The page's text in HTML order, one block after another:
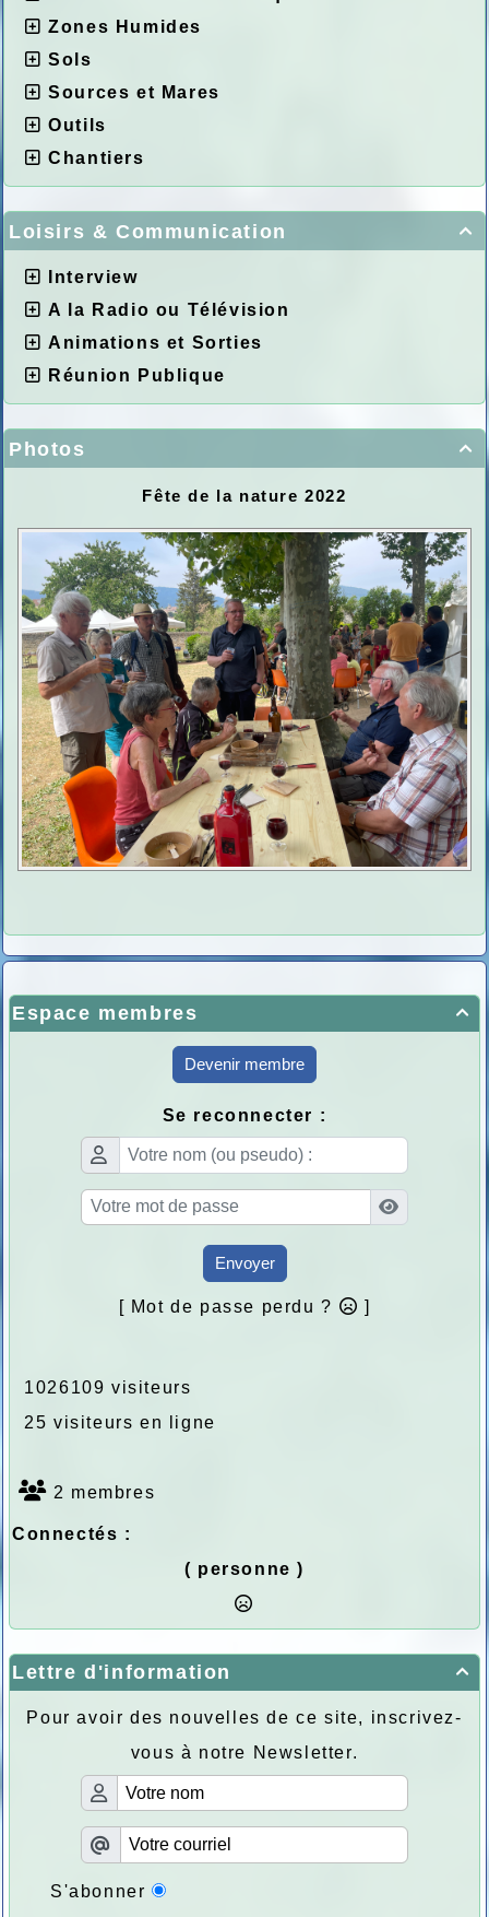
Zones Humides
Sols
Sources et Mares
Outils
Chantiers

Loisirs & Communication
Interview
A la Radio ou Télévision
Animations et Sorties
Réunion Publique

Photos
Fête de la nature 2022

Espace membres
Devenir membre
Se reconnecter :
Envoyer
[ Mot de passe perdu ? ]
1026109 visiteurs
25 visiteurs en ligne
2 membres
Connectés :
( personne )

Lettre d'information
Pour avoir des nouvelles de ce site, inscrivez-
vous à notre Newsletter.
S'abonner